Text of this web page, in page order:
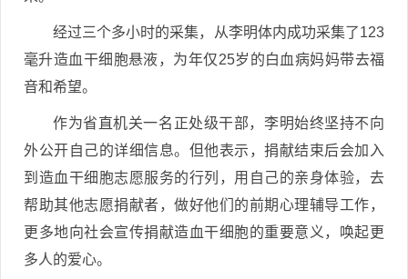
经过三个多小时的采集，从李明体内成功采集了123
毫升造血干细胞悬液，为年仅25岁的白血病妈妈带去福
音和希望。
作为省直机关一名正处级干部，李明始终坚持不向
外公开自己的详细信息。但他表示，捐献结束后会加入
到造血干细胞志愿服务的行列，用自己的亲身体验，去
帮助其他志愿捐献者，做好他们的前期心理辅导工作，
更多地向社会宣传捐献造血干细胞的重要意义，唤起更
多人的爱心。